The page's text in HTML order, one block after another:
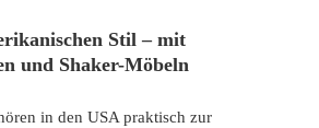
Stil – mit
und Shaker-Möbeln
in den USA praktisch zur